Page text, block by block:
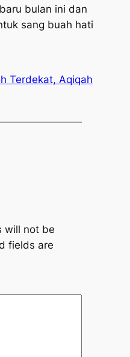
bulan ini dan
sang buah hati
Terdekat, Aqiqah
will not be
fields are